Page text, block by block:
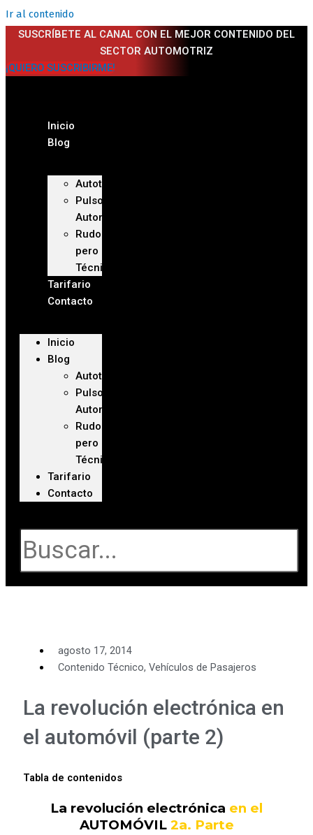
Ir al contenido
SUSCRÍBETE AL CANAL CON EL MEJOR CONTENIDO DEL
SECTOR AUTOMOTRIZ
¡QUIERO SUSCRIBIRME!
Inicio
Blog
Autoteca
Pulso
Automotriz
Rudo
pero
Técnico
Tarifario
Contacto
Inicio
Blog
Autoteca
Pulso
Automotriz
Rudo
pero
Técnico
Tarifario
Contacto
agosto 17, 2014
Contenido Técnico, Vehículos de Pasajeros
La revolución electrónica en
el automóvil (parte 2)
Tabla de contenidos
La revolución electrónica en el
AUTOMÓVIL2a. Parte